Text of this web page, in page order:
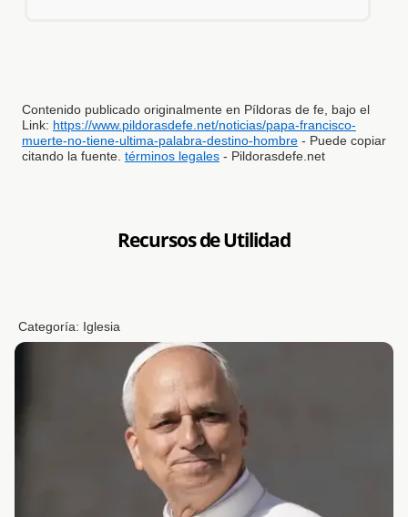
Contenido publicado originalmente en Píldoras de fe, bajo el
Link: https://www.pildorasdefe.net/noticias/papa-francisco-
muerte-no-tiene-ultima-palabra-destino-hombre - Puede copiar
citando la fuente. términos legales - Pildorasdefe.net
Recursos de Utilidad
Categoría: Iglesia